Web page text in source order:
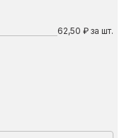
62,50 ₽ за шт.